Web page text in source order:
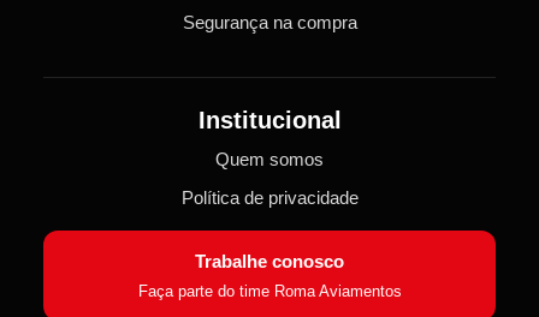
Segurança na compra
Institucional
Quem somos
Política de privacidade
Trabalhe conosco
Faça parte do time Roma Aviamentos